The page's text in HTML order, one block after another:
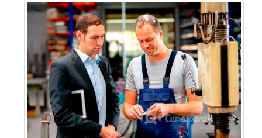
1. INTRODUCCIÃN A LA HIDRÃULICAIntroducciÃ³n a
la hidrÃ¡ulica. Aplicaciones de la oleohidrÃ¡ulica.
Principios fÃ­sicos. Principio de Pascal (aplicaciones).
Fluidos hidrÃ¡ulicos.2...